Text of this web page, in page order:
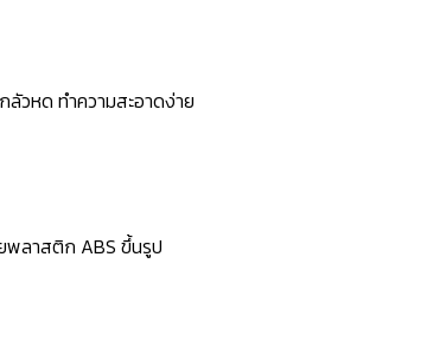
ลัวหด ทำความสะอาดง่าย
พลาสติก ABS ขึ้นรูป